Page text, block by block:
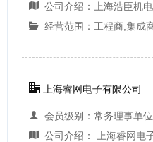
公司介绍：上海浩臣机电科技有限公司为上海五爱科技发展有限公司子公司，上海五爱科技发展有限公司于2013年12月决议
经营范围：工程商,集成
上海睿网电子有限公司
会员级别：常务理事单位
公司介绍： 上海睿网电子有限公司是以物联为核心的智慧行业综合管理平台提供商，致力于成为智慧行业解决方案引领者